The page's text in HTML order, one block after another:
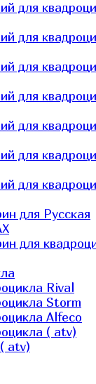
для
для
для
для
для
для
для
для Русская
для
Rival
Storm
Alfeco
( atv)
atv)